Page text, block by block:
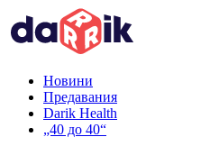
Новини
Предавания
Darik Health
„40 до 40“